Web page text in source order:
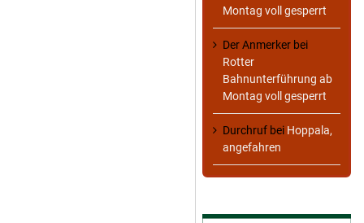
Montag voll gesperrt
Der Anmerker bei
Rotter
Bahnunterführung ab
Montag voll gesperrt
Durchruf bei Hoppala,
angefahren